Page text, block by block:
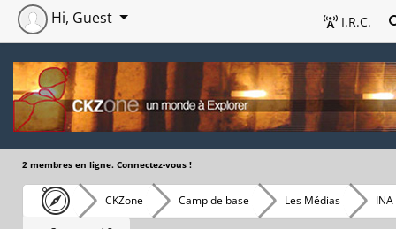
I.R.C.
Hi, Guest
2 membres en ligne. Connectez-vous !
CKZone Camp de base Les Médias